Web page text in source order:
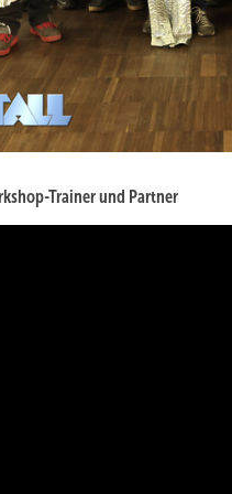
Trainer und Partner